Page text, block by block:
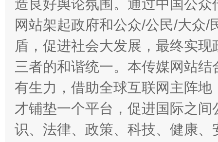
造良好舆论氛围。通过中国公
网站架起政府和公众/公民/大众
盾，促进社会大发展，最终实
三者的和谐统一。本传媒网站
有生力，借助全球互联网主阵
才铺垫一个平台，促进国际之
识、法律、政策、科技、健康